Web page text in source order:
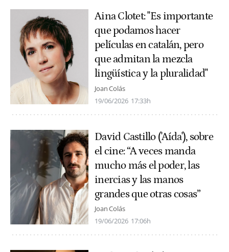
Aina Clotet: "Es importante
que podamos hacer
películas en catalán, pero
que admitan la mezcla
lingüística y la pluralidad"
Joan Colás
19/06/2026 17:33h
David Castillo ('Aída'), sobre
el cine: “A veces manda
mucho más el poder, las
inercias y las manos
grandes que otras cosas”
Joan Colás
19/06/2026 17:06h